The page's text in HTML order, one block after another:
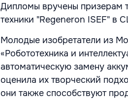
Дипломы вручены призерам
техники "Regeneron ISEF" в
Молодые изобретатели из
«Робототехника и
автоматическую замену
оценила их творческий
они также способствуют